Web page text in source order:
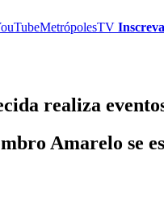
MetrópolesTV
realiza
Amarelo se